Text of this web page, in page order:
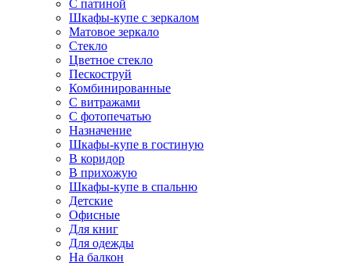
С патиной
Шкафы-купе с зеркалом
Матовое зеркало
Стекло
Цветное стекло
Пескоструй
Комбинированные
С витражами
С фотопечатью
Назначение
Шкафы-купе в гостиную
В коридор
В прихожую
Шкафы-купе в спальню
Детские
Офисные
Для книг
Для одежды
На балкон